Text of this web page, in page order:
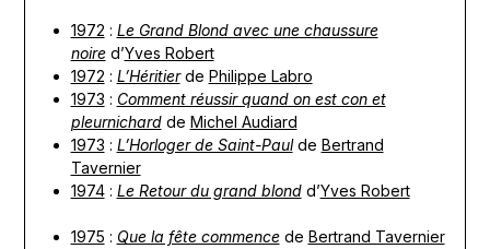
1972 : Le Grand Blond avec une chaussure
noired’Yves Robert
1972 : L’Héritierde Philippe Labro
1973 : Comment réussir quand on est con et
pleurnichardde Michel Audiard
1973 : L’Horloger de Saint-Paulde Bertrand
Tavernier
1974: Le Retour du grand blondd’Yves Robert
1975 : Que la fête commencede Bertrand Tavernier